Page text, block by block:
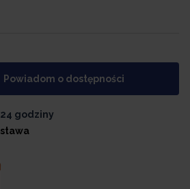
Powiadom o dostępności
24 godziny